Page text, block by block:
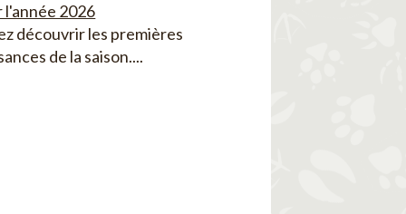
l'année 2026
découvrir les premières
de la saison....